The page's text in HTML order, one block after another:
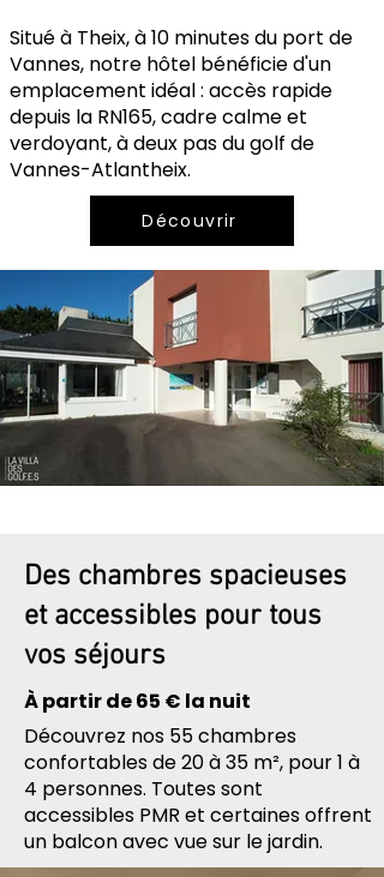
Situé à Theix, à 10 minutes du port de
Vannes, notre hôtel bénéficie d'un
emplacement idéal : accès rapide
depuis la RN165, cadre calme et
verdoyant, à deux pas du golf de
Vannes-Atlantheix.
Découvrir
Des chambres spacieuses
et accessibles pour tous
vos séjours
À partir de 65 € la nuit
Découvrez nos 55 chambres
confortables de 20 à 35 m², pour 1 à
4 personnes. Toutes sont
accessibles PMR et certaines offrent
un balcon avec vue sur le jardin.